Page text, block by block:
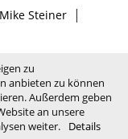
Mike Steiner|
zu
anbieten zu können
Außerdem geben
an unsere
weiter.
Details